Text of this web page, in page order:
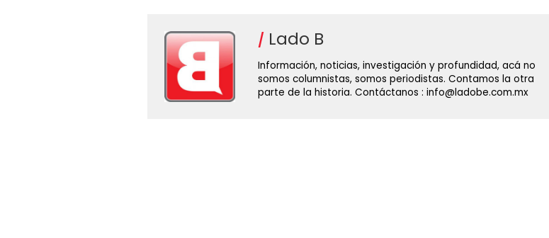
Lado B
Información, noticias, investigación y profundidad, acá no
somos columnistas, somos periodistas. Contamos la otra
parte de la historia. Contáctanos : info@ladobe.com.mx